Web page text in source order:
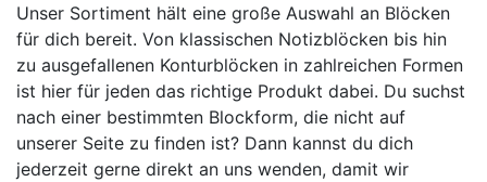
Unser Sortiment hält eine große Auswahl an Blöcken
für dich bereit. Von klassischen Notizblöcken bis hin
zu ausgefallenen Konturblöcken in zahlreichen Formen
ist hier für jeden das richtige Produkt dabei. Du suchst
nach einer bestimmten Blockform, die nicht auf
unserer Seite zu finden ist? Dann kannst du dich
jederzeit gerne direkt an uns wenden, damit wir